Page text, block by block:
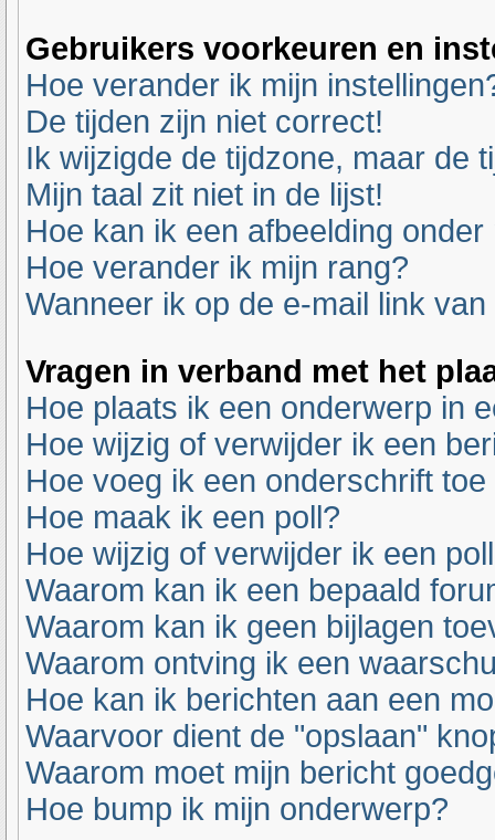
Gebruikers voorkeuren en
Hoe verander ik mijn
De tijden zijn niet correct!
Ik wijzigde de tijdzone, maar de
Mijn taal zit niet in de lijst!
Hoe kan ik een afbeelding
Hoe verander ik mijn rang?
Wanneer ik op de e-mail link
Vragen in verband met het
Hoe plaats ik een onderwerp in
Hoe wijzig of verwijder ik een
Hoe voeg ik een onderschrift
Hoe maak ik een poll?
Hoe wijzig of verwijder ik een
Waarom kan ik een bepaald
Waarom kan ik geen bijlagen
Waarom ontving ik een
Hoe kan ik berichten aan een
Waarvoor dient de "opslaan"
Waarom moet mijn bericht
Hoe bump ik mijn onderwerp?